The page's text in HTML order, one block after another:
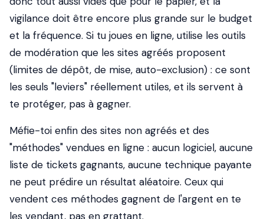
vigilance doit être encore plus grande sur le budget
et la fréquence. Si tu joues en ligne, utilise les outils
de modération que les sites agréés proposent
(limites de dépôt, de mise, auto-exclusion) : ce sont
les seuls "leviers" réellement utiles, et ils servent à
te protéger, pas à gagner.
Méfie-toi enfin des sites non agréés et des
"méthodes" vendues en ligne : aucun logiciel, aucune
liste de tickets gagnants, aucune technique payante
ne peut prédire un résultat aléatoire. Ceux qui
vendent ces méthodes gagnent de l'argent en te
les vendant, pas en grattant.